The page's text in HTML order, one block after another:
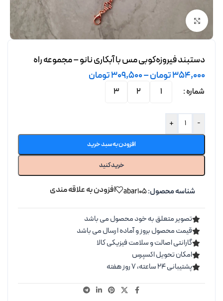
برای بزرگنمایی کلیک کنید
دستبند فیروزه‌کوبی مس با آبکاری نانو – مجموعه راه
354,000تومان–
309,500تومان
شماره 1
2
3
-
+
افزودن به سبد خرید
خرید کنید
شناسه محصول:abar105 افزودن به علاقه مندی
تصویر متعلق به خود محصول می باشد
قیمت محصول بروز و آماده ارسال می باشد
گارانتی اصالت و سلامت فیزیکی کالا
امکان تحویل اکسپرس
پشتیبانی ۲۴ ساعته، ۷ روز هفته